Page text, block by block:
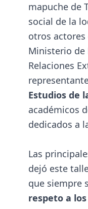
mapuche de
social de la
otros
Ministerio de
Relaciones
Estudios de
académicos
dedicados a
Las
dejó este
que siempre
respeto a